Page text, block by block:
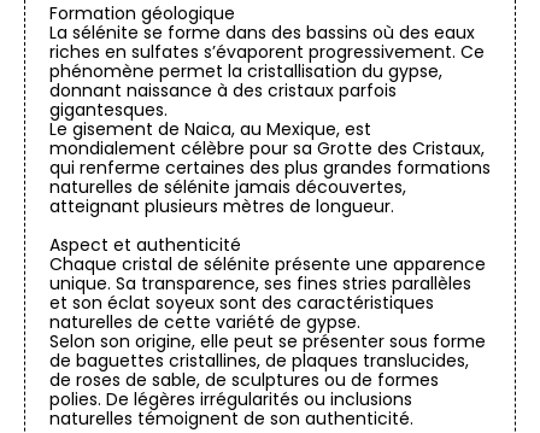
Formation géologique
La sélénite se forme dans des bassins où des eaux
riches en sulfates s’évaporent progressivement. Ce
phénomène permet la cristallisation du gypse,
donnant naissance à des cristaux parfois
gigantesques.
Le gisement de Naica, au Mexique, est
mondialement célèbre pour sa Grotte des Cristaux,
qui renferme certaines des plus grandes formations
naturelles de sélénite jamais découvertes,
atteignant plusieurs mètres de longueur.
Aspect et authenticité
Chaque cristal de sélénite présente une apparence
unique. Sa transparence, ses fines stries parallèles
et son éclat soyeux sont des caractéristiques
naturelles de cette variété de gypse.
Selon son origine, elle peut se présenter sous forme
de baguettes cristallines, de plaques translucides,
de roses de sable, de sculptures ou de formes
polies. De légères irrégularités ou inclusions
naturelles témoignent de son authenticité.